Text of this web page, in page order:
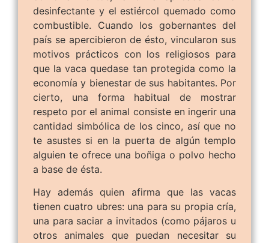
desinfectante y el estiércol quemado como
combustible. Cuando los gobernantes del
país se apercibieron de ésto, vincularon sus
motivos prácticos con los religiosos para
que la vaca quedase tan protegida como la
economía y bienestar de sus habitantes. Por
cierto, una forma habitual de mostrar
respeto por el animal consiste en ingerir una
cantidad simbólica de los cinco, así que no
te asustes si en la puerta de algún templo
alguien te ofrece una boñiga o polvo hecho
a base de ésta.
Hay además quien afirma que las vacas
tienen cuatro ubres: una para su propia cría,
una para saciar a invitados (como pájaros u
otros animales que puedan necesitar su